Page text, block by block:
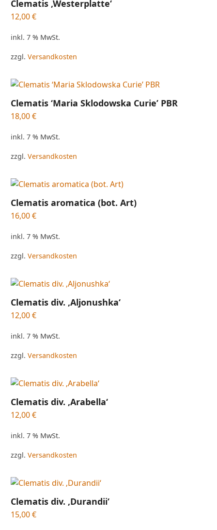
Clematis ‚Westerplatte‘
12,00€
inkl. 7 % MwSt.
zzgl.Versandkosten
Clematis ‘Maria Sklodowska Curie’ PBR
18,00€
inkl. 7 % MwSt.
zzgl.Versandkosten
Clematis aromatica (bot. Art)
16,00€
inkl. 7 % MwSt.
zzgl.Versandkosten
Clematis div. ‚Aljonushka‘
12,00€
inkl. 7 % MwSt.
zzgl.Versandkosten
Clematis div. ‚Arabella‘
12,00€
inkl. 7 % MwSt.
zzgl.Versandkosten
Clematis div. ‚Durandii‘
15,00€